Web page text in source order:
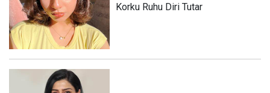
Korku Ruhu Diri Tutar